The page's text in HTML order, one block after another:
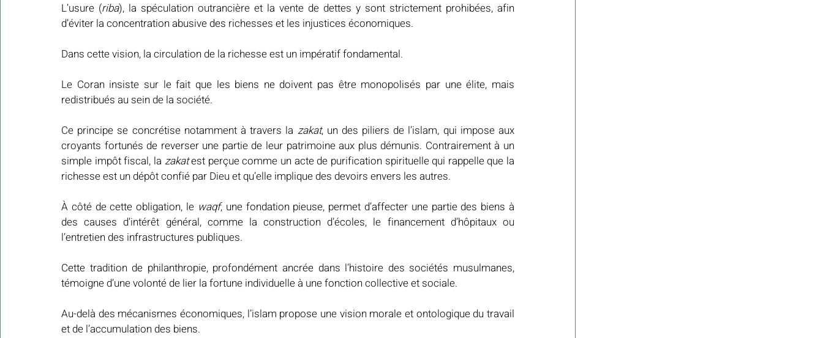
L’usure (riba), la spéculation outrancière et la vente de dettes y sont strictement prohibées, afin
d’éviter la concentration abusive des richesses et les injustices économiques.
Dans cette vision, la circulation de la richesse est un impératif fondamental.
Le Coran insiste sur le fait que les biens ne doivent pas être monopolisés par une élite, mais
redistribués au sein de la société.
Ce principe se concrétise notamment à travers la zakat, un des piliers de l’islam, qui impose aux
croyants fortunés de reverser une partie de leur patrimoine aux plus démunis. Contrairement à un
simple impôt fiscal, la zakat est perçue comme un acte de purification spirituelle qui rappelle que la
richesse est un dépôt confié par Dieu et qu’elle implique des devoirs envers les autres.
À côté de cette obligation, le waqf, une fondation pieuse, permet d’affecter une partie des biens à
des causes d’intérêt général, comme la construction d’écoles, le financement d’hôpitaux ou
l’entretien des infrastructures publiques.
Cette tradition de philanthropie, profondément ancrée dans l’histoire des sociétés musulmanes,
témoigne d’une volonté de lier la fortune individuelle à une fonction collective et sociale.
Au-delà des mécanismes économiques, l’islam propose une vision morale et ontologique du travail
et de l’accumulation des biens.